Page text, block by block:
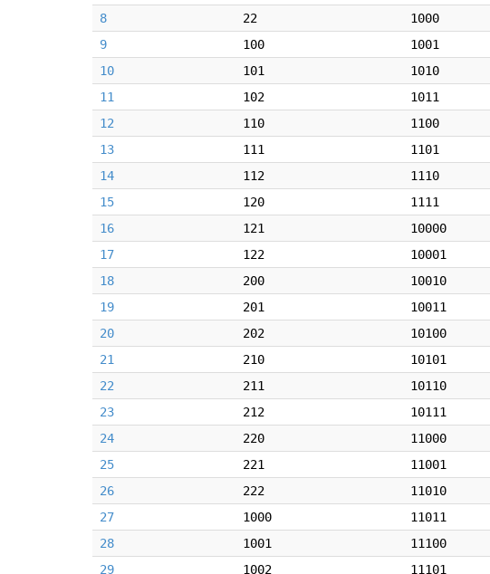
8
22 1000
9
100 1001
10
101 1010
11
102 1011
12
110 1100
13
111 1101
14
112 1110
15
120 1111
16
121 10000
17
122 10001
18
200 10010
19
201 10011
20
202 10100
21
210 10101
22
211 10110
23
212 10111
24
220 11000
25
221 11001
26
222 11010
27
1000 11011
28
1001 11100
29
1002 11101